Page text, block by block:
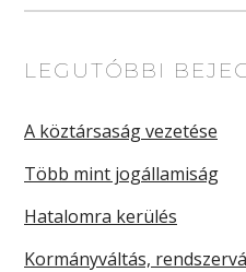
LEGUTÓBBI
A köztársaság vezetése
Több mint jogállamiság
Hatalomra kerülés
Kormányváltás,